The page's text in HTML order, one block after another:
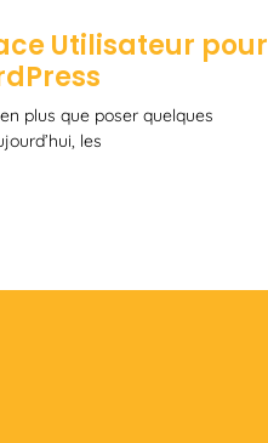
Utilisateur pour
plus que poser quelques
les